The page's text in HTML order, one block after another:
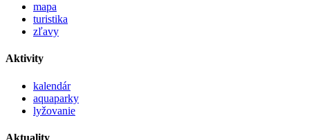
mapa
turistika
zľavy
Aktivity
kalendár
aquaparky
lyžovanie
Aktuality